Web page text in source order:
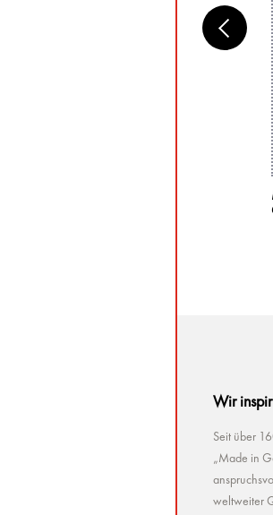
Wir
Seit über
„Made in
weltweiter